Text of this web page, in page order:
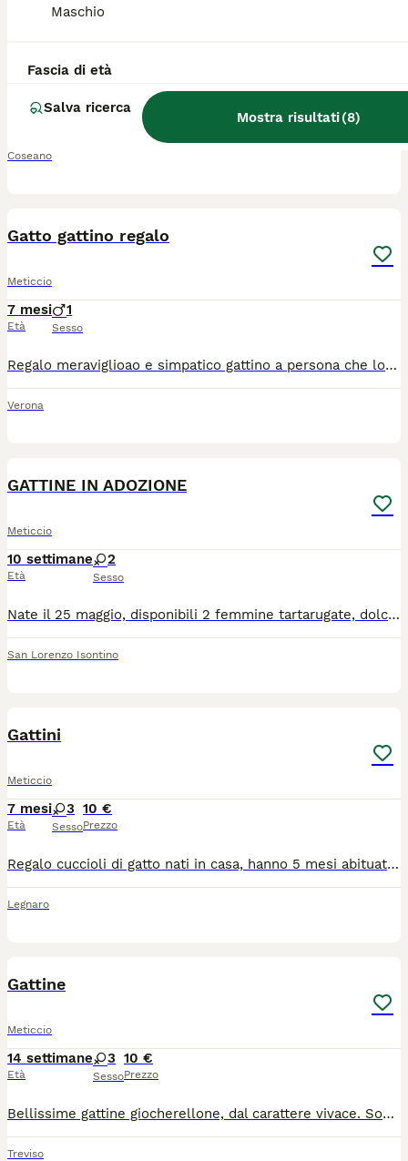
Maschio
Fascia di età
Salva ricerca
Mostra risultati(8)
Sesso
Coseano
Gatto gattino regalo
Meticcio
7 mesi
Età
1
Sesso
Regalo meraviglioao e simpatico gattino a persona che lo terrá bene. Il gattino é vivace, giocherellone e sano ( é un gattino trovatello )
Verona
GATTINE IN ADOZIONE
Meticcio
10 settimane
Età
2
Sesso
Nate il 25 maggio, disponibili 2 femmine tartarugate, dolcissime e in cerca di una famiglia amorevole. Saranno disponibili da fine luglio, dopo il periodo necessario con la mamma. Si affidano solo a veri amanti degli animali e a persone responsabili. Per informazioni, contattatemi in privato.
San Lorenzo Isontino
Gattini
Meticcio
7 mesi
Età
3
Sesso
10 €
Prezzo
Regalo cuccioli di gatto nati in casa, hanno 5 mesi abituati alla lettiera e al tiragraffi, li regalo per mancanza ti tempo avendo già parecchi animali. Socializzati anche con i cani e super affettuosi con le persone. Possibilità di consegna in zone limitrofe. Per maggiori info non esitate a contattarmi al 3459939454
Legnaro
Gattine
Meticcio
14 settimane
Età
3
Sesso
10 €
Prezzo
Bellissime gattine giocherellone, dal carattere vivace. Sono alla ricerca di una famiglia amorevole che possa accoglierle e prendersene cura in un ambiente domestico sereno. Necessitano di una casa che possa offrire loro affetto e le attenzioni dovute. Vi aspettano e pronte per darvi più informazioni
Treviso